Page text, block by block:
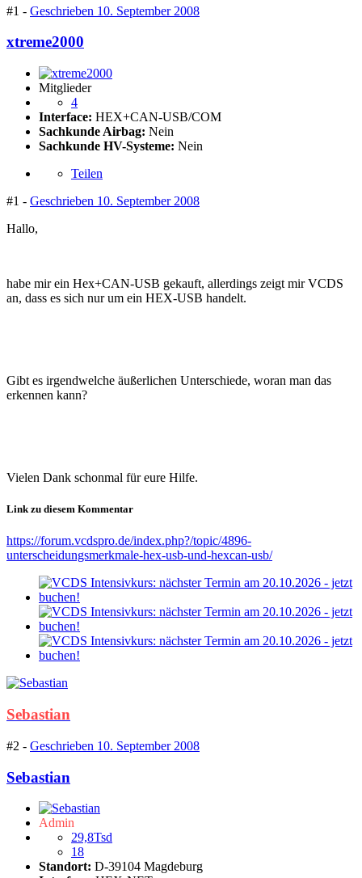
#1 - Geschrieben 10. September 2008
xtreme2000
Mitglieder
4
Interface: HEX+CAN-USB/COM
Sachkunde Airbag: Nein
Sachkunde HV-Systeme: Nein
Teilen
#1 - Geschrieben 10. September 2008
Hallo,
habe mir ein Hex+CAN-USB gekauft, allerdings zeigt mir VCDS
an, dass es sich nur um ein HEX-USB handelt.
Gibt es irgendwelche äußerlichen Unterschiede, woran man das
erkennen kann?
Vielen Dank schonmal für eure Hilfe.
Link zu diesem Kommentar
https://forum.vcdspro.de/index.php?/topic/4896-
unterscheidungsmerkmale-hex-usb-und-hexcan-usb/
Sebastian
#2 - Geschrieben 10. September 2008
Sebastian
Admin
29,8Tsd
18
Standort: D-39104 Magdeburg